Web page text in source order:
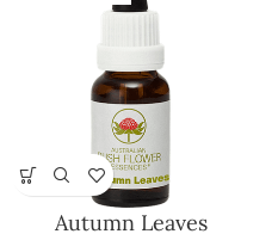
Autumn Leaves